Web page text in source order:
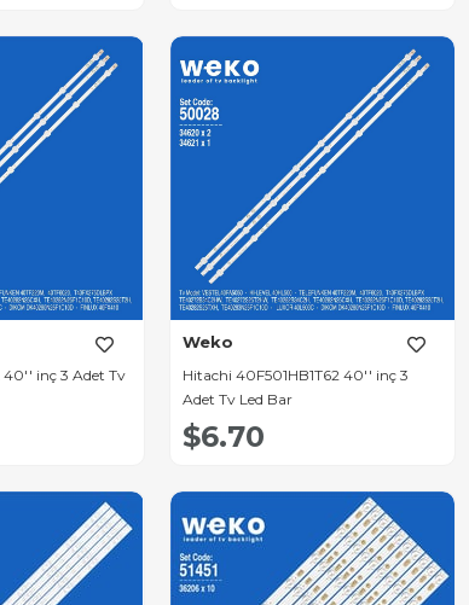
inç 3 Adet Tv
Weko
Hitachi 40F501HB1T62 40'' inç 3
Adet Tv Led Bar
$6.70